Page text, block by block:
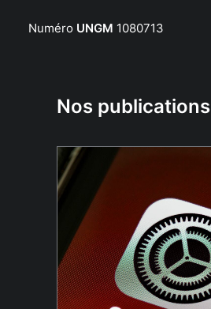
Numéro UNGM 1080713
Nos publications